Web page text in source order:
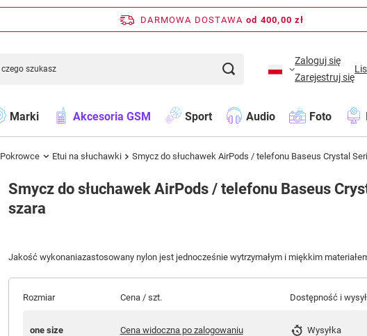
DARMOWA DOSTAWA od 400,00 zł
Zaloguj się
Zarejestruj się
Marki Akcesoria GSM Sport Audio Foto
Pokrowce Etui na słuchawki Smycz do słuchawek AirPods / telefonu Baseus Crystal
Smycz do słuchawek AirPods / telefonu Baseus
szara
Jakość wykonaniazastosowany nylon jest jednocześnie wytrzymałym i miękkim
Rozmiar Cena / szt. Dostępność i
one size Cena widoczna po zalogowaniu Wysyłka